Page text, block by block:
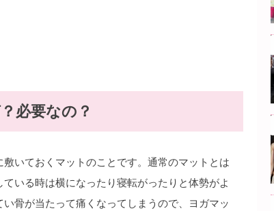
必要なの？
いておくマットのことです。通常のマットとは
いる時は横になったり寝転がったりと体勢がよ
骨が当たって痛くなってしまうので、ヨガマッ